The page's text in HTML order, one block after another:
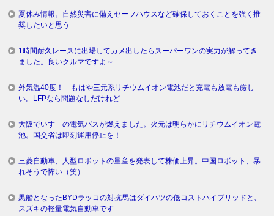
夏休み情報。自然災害に備えセーフハウスなど確保しておくことを強く推
奨したいと思う
1時間耐久レースに出場してカメ出したらスーパーワンの実力が解ってき
ました。良いクルマですよ～
外気温40度！ もはや三元系リチウムイオン電池だと充電も放電も厳し
い。LFPなら問題なしだけれど
大阪でいすゞの電気バスが燃えました。火元は明らかにリチウムイオン電
池。国交省は即刻運用停止を！
三菱自動車、人型ロボットの量産を発表して株価上昇。中国ロボット、暴
れそうで怖い（笑）
黒船となったBYDラッコの対抗馬はダイハツの低コストハイブリッドと、
スズキの軽量電気自動車です